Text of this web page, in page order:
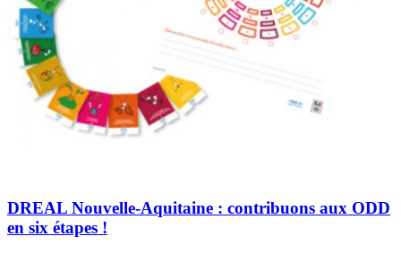
DREAL Nouvelle-Aquitaine : contribuons aux ODD
en six étapes !